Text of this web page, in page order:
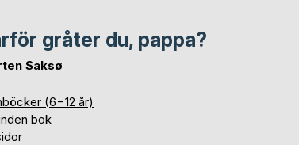
gråter du, pappa?
Saksø
(6−12 år)
bok